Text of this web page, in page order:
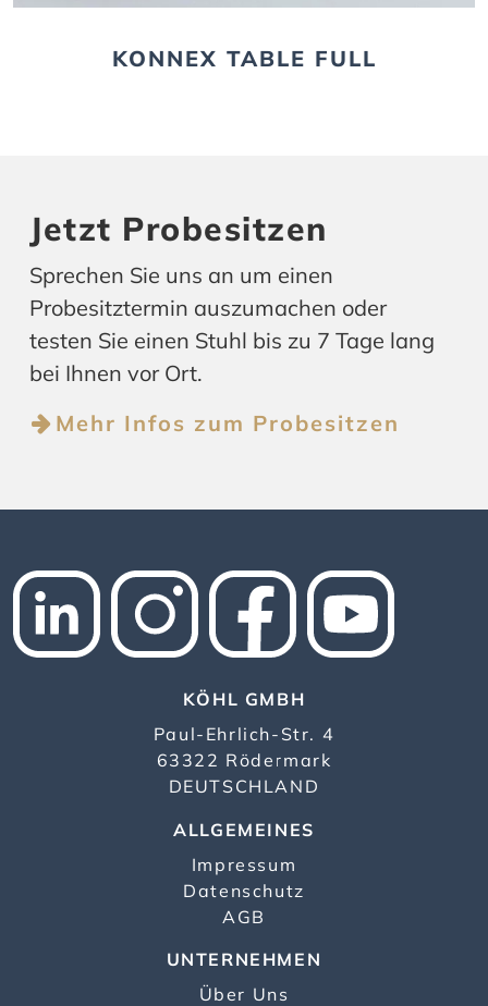
KONNEX TABLE FULL
Jetzt Probesitzen
Sprechen Sie uns an um einen
Probesitztermin auszumachen oder
testen Sie einen Stuhl bis zu 7 Tage lang
bei Ihnen vor Ort.
Mehr Infos zum Probesitzen
KÖHL GMBH
Paul-Ehrlich-Str. 4
63322 Rödermark
DEUTSCHLAND
ALLGEMEINES
Impressum
Datenschutz
AGB
UNTERNEHMEN
Über Uns